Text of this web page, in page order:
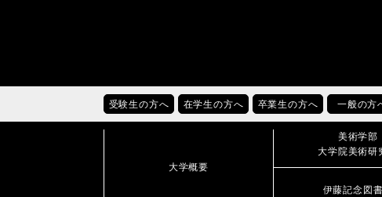
受験生の方へ 在学生の方へ 卒業生の方へ 一般の方
大学概要
美術学部
大学院美術研
伊藤記念図